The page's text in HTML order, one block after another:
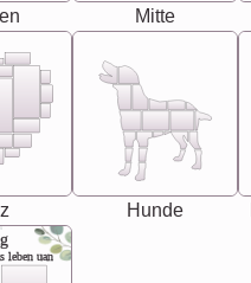
Mitte
Hunde
an das leben uan